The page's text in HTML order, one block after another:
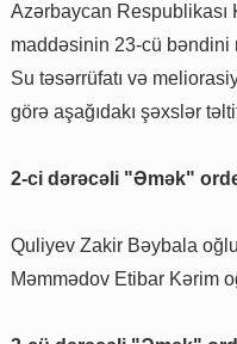
Azərbaycan Respublikası
maddəsinin 23-cü bəndini
Su təsərrüfatı və
görə aşağıdakı şəxslər
2-ci dərəcəli "Əmək"
Quliyev Zakir Bəybala oğlu
Məmmədov Etibar Kərim